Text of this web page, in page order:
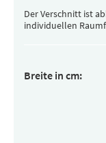
Der Verschnitt ist
individuellen
Breite in cm: